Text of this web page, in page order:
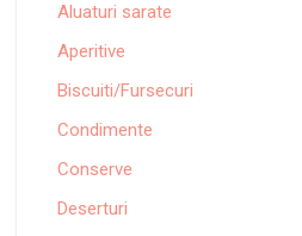
Aluaturi sarate
Aperitive
Biscuiti/Fursecuri
Condimente
Conserve
Deserturi